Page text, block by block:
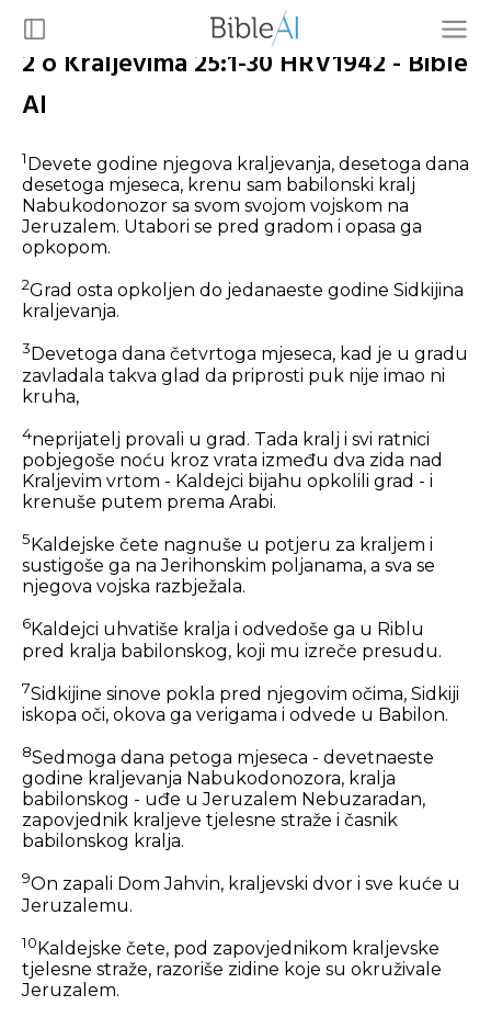
2 o Kraljevima 25:1-30 HRV1942 - Bible
AI
1Devete godine njegova kraljevanja, desetoga dana
desetoga mjeseca, krenu sam babilonski kralj
Nabukodonozor sa svom svojom vojskom na
Jeruzalem. Utabori se pred gradom i opasa ga
opkopom.
2Grad osta opkoljen do jedanaeste godine Sidkijina
kraljevanja.
3 Devetoga dana četvrtoga mjeseca, kad je u gradu
zavladala takva glad da priprosti puk nije imao ni
kruha,
4neprijatelj provali u grad. Tada kralj i svi ratnici
pobjegoše noću kroz vrata između dva zida nad
Kraljevim vrtom - Kaldejci bijahu opkolili grad - i
krenuše putem prema Arabi.
5 Kaldejske čete nagnuše u potjeru za kraljem i
sustigoše ga na Jerihonskim poljanama, a sva se
njegova vojska razbježala.
6Kaldejci uhvatiše kralja i odvedoše ga u Riblu
pred kralja babilonskog, koji mu izreče presudu.
7Sidkijine sinove pokla pred njegovim očima, Sidkiji
iskopa oči, okova ga verigama i odvede u Babilon.
8Sedmoga dana petoga mjeseca - devetnaeste
godine kraljevanja Nabukodonozora, kralja
babilonskog - uđe u Jeruzalem Nebuzaradan,
zapovjednik kraljeve tjelesne straže i časnik
babilonskog kralja.
9On zapali Dom Jahvin, kraljevski dvor i sve kuće u
Jeruzalemu.
10Kaldejske čete, pod zapovjednikom kraljevske
tjelesne straže, razoriše zidine koje su okruživale
Jeruzalem.